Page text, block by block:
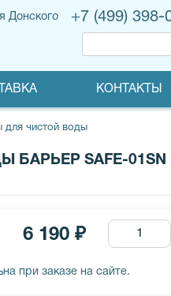
+7 (499) 398-
Донского
КОНТАКТЫ
для чистой воды
SAFE-
6 190 ₽
при заказе на сайте.